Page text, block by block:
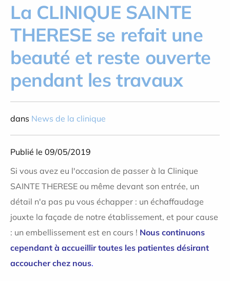
La CLINIQUE SAINTE
THERESE se refait une
beauté et reste ouverte
pendant les travaux
dans News de la clinique
Publié le 09/05/2019
Si vous avez eu l'occasion de passer à la Clinique
SAINTE THERESE ou même devant son entrée, un
détail n'a pas pu vous échapper : un échaffaudage
jouxte la façade de notre établissement, et pour cause
: un embellissement est en cours ! Nous continuons
cependant à accueillir toutes les patientes désirant
accoucher chez nous.